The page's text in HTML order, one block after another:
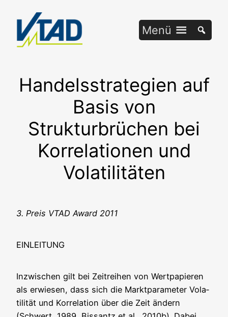
springen
Menü
Handelsstrategien auf
Basis von
Strukturbrüchen bei
Korrelationen und
Volatilitäten
3. Preis VTAD Award 2011
EINLEITUNG
Inzwi­schen gilt bei Zeit­rei­hen von Wert­pa­pie­ren
als erwie­sen, dass sich die Markt­pa­ra­me­ter Vola­
ti­li­tät und Kor­re­la­ti­on über die Zeit ändern